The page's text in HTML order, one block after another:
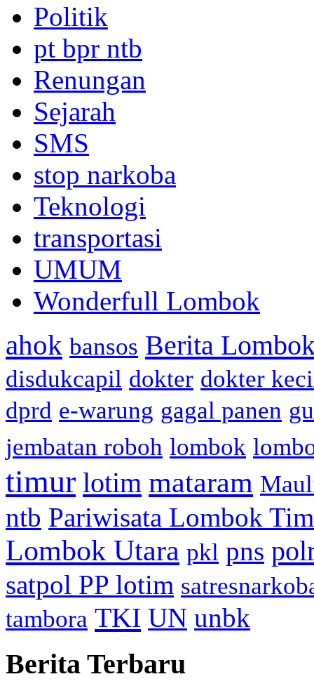
Politik
pt bpr ntb
Renungan
Sejarah
SMS
stop narkoba
Teknologi
transportasi
UMUM
Wonderfull Lombok
ahok bansos Berita
disdukcapil dokter dokter
dprd e-warung gagal panen
jembatan roboh lombok
timur lotim mataram
ntb Pariwisata Lombok
Lombok Utara pkl pns
satpol PP lotim
tambora TKI UN unbk
Berita Terbaru